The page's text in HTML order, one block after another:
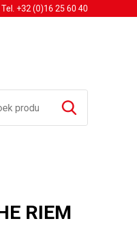
Tel. +32 (0)16 25 60 40
RIEM